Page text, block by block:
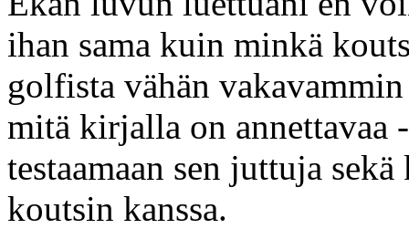
ihan sama kuin minkä
golfista vähän
mitä kirjalla on annettavaa
testaamaan sen juttuja
koutsin kanssa.